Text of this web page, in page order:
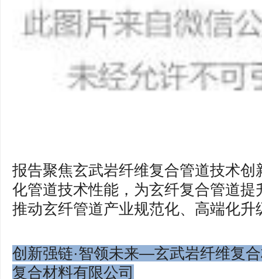
报告聚焦玄武岩纤维复合管道技术
化管道技术性能，为玄纤复合管道
推动玄纤管道产业规范化、高端化升
创新强链·智领未来—玄武岩纤维复
复合材料有限公司